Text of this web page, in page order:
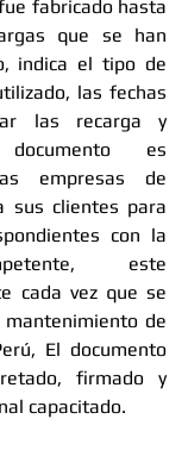
fabricado hasta
que se han
indica el tipo de
las fechas
las recarga y
es
empresas de
sus clientes para
con la
este
cada vez que se
de
El documento
firmado y
capacitado.